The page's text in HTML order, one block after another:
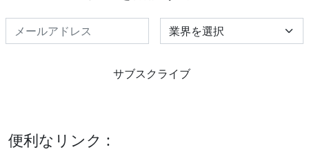
Select Industry
サブスクライブ
便利なリンク :